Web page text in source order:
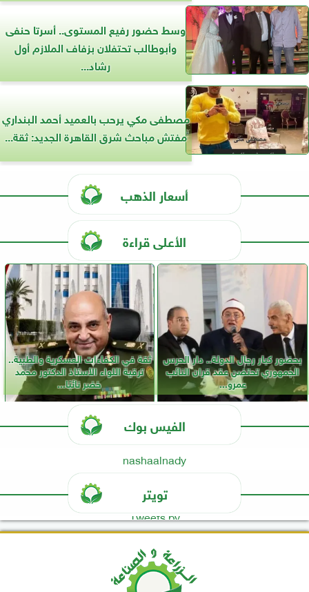
وسط حضور رفيع المستوى.. أسرتا حنفى
وأبوطالب تحتفلان بزفاف الملازم أول
رشاد...
مصطفى مكي يرحب بالعميد أحمد البنداري
مفتش مباحث شرق القاهرة الجديد: ثقة...
أسعار الذهب
الأعلى قراءة
بحضور كبار رجال الدولة.. دار الحرس
الجمهوري تحتضن عقد قران النائب
عمرو...
ثقة في الكفاءات العسكرية والطبية..
ترقية اللواء الأستاذ الدكتور محمد
خضر نائبًا...
الفيس بوك
nashaalnady
تويتر
Tweets by